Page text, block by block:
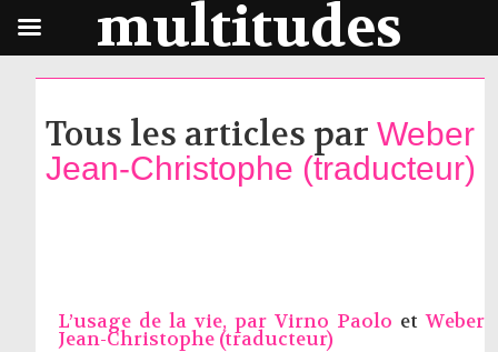
Tous les articles parWeber
Jean-Christophe (traducteur)
L’usage de la vie, parVirno Paolo etWeber
Jean-Christophe (traducteur)
multitudes